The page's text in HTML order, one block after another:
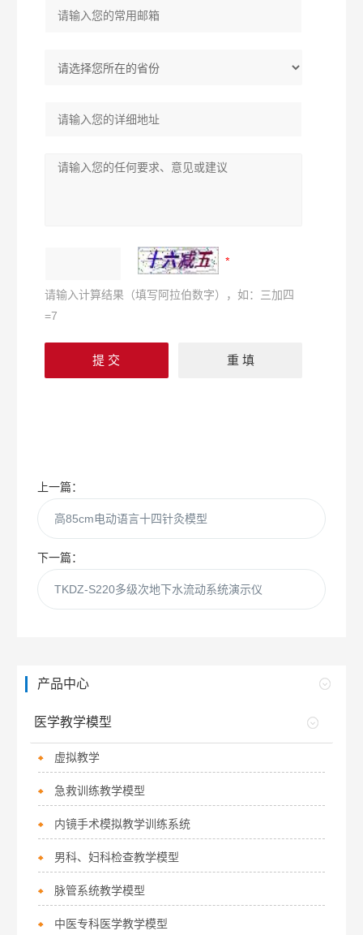
请输入计算结果（填写阿拉伯数字），如：三加四
=7
上一篇：
高85cm电动语言十四针灸模型
下一篇：
TKDZ-S220多级次地下水流动系统演示仪
产品中心
医学教学模型
虚拟教学
急救训练教学模型
内镜手术模拟教学训练系统
男科、妇科检查教学模型
脉管系统教学模型
中医专科医学教学模型